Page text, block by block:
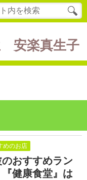
安楽真生子
めのお店
おすすめラン
『健康食堂』は